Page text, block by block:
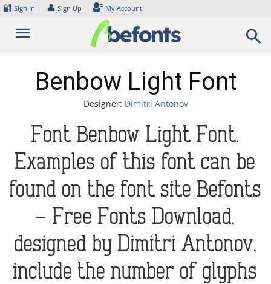
Skip
content
🔐 Sign In 👤 Sign Up My Account
Benbow Light Font
Designer: Dimitri Antonov
Font Benbow Light Font.
Examples of this font can be
found on the font site Befonts
– Free Fonts Download,
designed by Dimitri Antonov,
include the number of glyphs